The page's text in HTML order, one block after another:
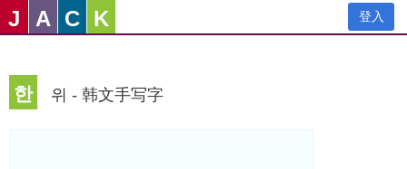
J A C K 登入
한 위 - 韩文手写字